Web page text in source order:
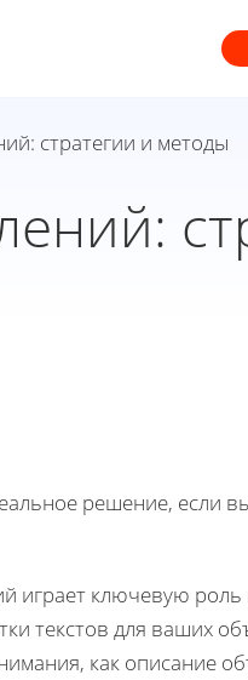
стратегии и методы
решение, если
играет ключевую
текстов для ваших
как описание